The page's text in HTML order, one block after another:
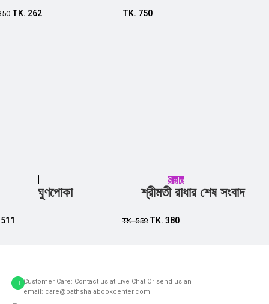
TK. 262 TK. 750
Add to cart
ঘুণপোকা
511
Sale
শ্রীমতী রাধার শেষ সংবাদ
TK.550 TK. 380
Customer Care: Contact us at Live Chat Or send us an
email: care@pathshalabookcenter.com